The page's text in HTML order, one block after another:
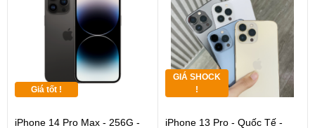
Giá tốt !
iPhone 14 Pro Max - 256G -
GIÁ SHOCK
!
iPhone 13 Pro - Quốc Tế -